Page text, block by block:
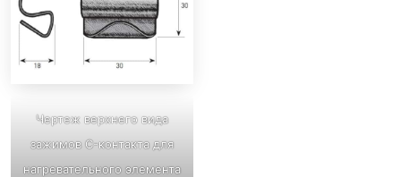
Чертеж верхнего вида
зажимов C-контакта для
нагревательного элемента